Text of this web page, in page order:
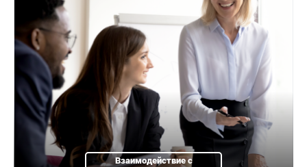
Взаимодействие с